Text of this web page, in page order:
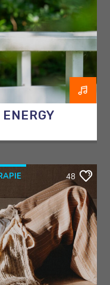
48